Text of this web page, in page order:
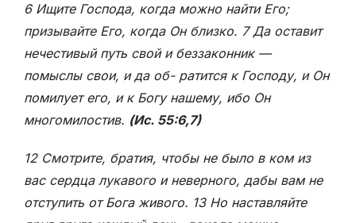
6 Ищите Господа, когда можно найти Его;
призывайте Его, когда Он близко. 7 Да оставит
нечестивый путь свой и беззаконник —
помыслы свои, и да об- ратится к Господу, и Он
помилует его, и к Богу нашему, ибо Он
многомилостив. (Ис. 55:6,7)
12 Смотрите, братия, чтобы не было в ком из
вас сердца лукавого и неверного, дабы вам не
отступить от Бога живого. 13 Но наставляйте